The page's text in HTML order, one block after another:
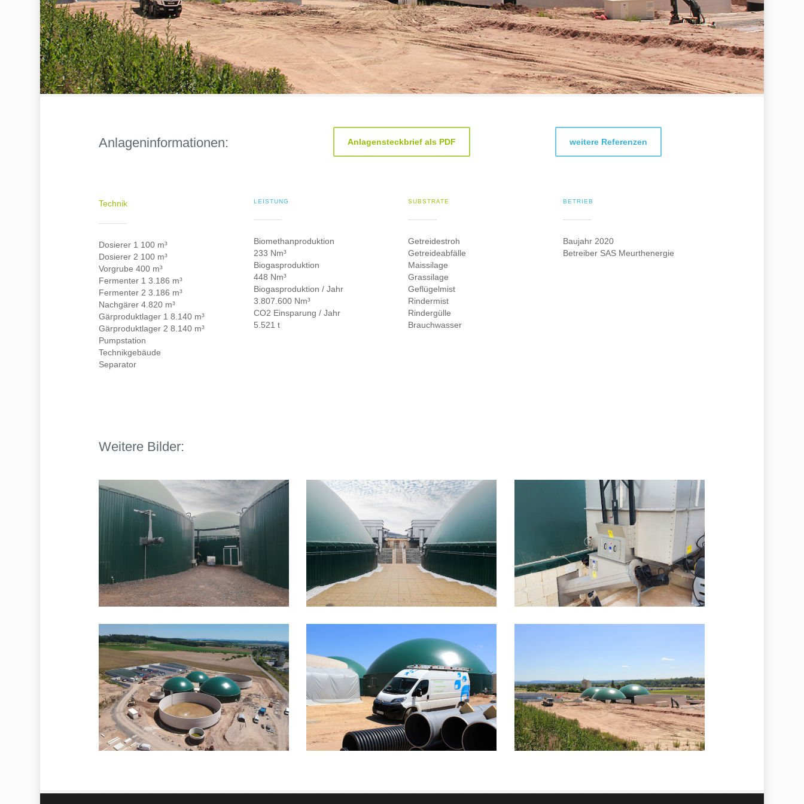
Anlageninformationen: Anlagensteckbrief als PDF weitere Referenzen
Technik
Dosierer 1 100 m³
Dosierer 2 100 m³
Vorgrube 400 m³
Fermenter 1 3.186 m³
Fermenter 2 3.186 m³
Nachgärer 4.820 m³
Gärproduktlager 1 8.140 m³
Gärproduktlager 2 8.140 m³
Pumpstation
Technikgebäude
Separator
LEISTUNG
Biomethanproduktion
233 Nm³
Biogasproduktion
448 Nm³
Biogasproduktion / Jahr
3.807.600 Nm³
CO2 Einsparung / Jahr
5.521 t
SUBSTRATE
Getreidestroh
Getreideabfälle
Maissilage
Grassilage
Geflügelmist
Rindermist
Rindergülle
Brauchwasser
BETRIEB
Baujahr 2020
Betreiber SAS Meurthenergie
Weitere Bilder:
lowres_2 lowres_3 lowres_20200827_085330